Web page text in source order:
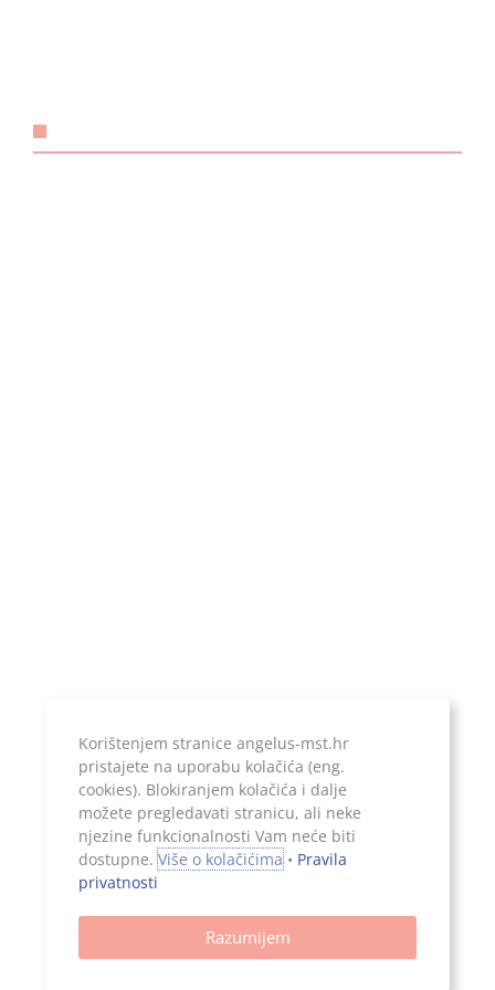
Jer ono što je zapisano, ostaje...
Sva prava pridržana, 2026. Angelus d.o.o.
Korištenjem stranice angelus-mst.hr
pristajete na uporabu kolačića (eng.
cookies). Blokiranjem kolačića i dalje
možete pregledavati stranicu, ali neke
njezine funkcionalnosti Vam neće biti
dostupne.Više o kolačićima• Pravila
privatnosti
Razumijem